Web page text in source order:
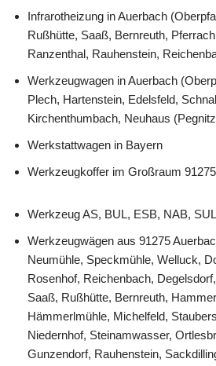
Infrarotheizung in Auerbach
Rußhütte, Saaß, Bernreuth,
Ranzenthal, Rauhenstein,
Werkzeugwagen in Auerbach
Plech, Hartenstein, Edelsfeld,
Kirchenthumbach, Neuhaus
Werkstattwagen in Bayern
Werkzeugkoffer im Großraum
Werkzeug AS, BUL, ESB, NAB, SUL
Werkzeugwägen aus 91275
Neumühle, Speckmühle, Welluck,
Rosenhof, Reichenbach,
Saaß, Rußhütte, Bernreuth,
Hämmerlmühle, Michelfeld,
Niedernhof, Steinamwasser,
Gunzendorf, Rauhenstein,